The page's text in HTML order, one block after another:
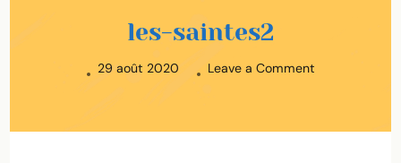
les-saintes2
29 août 2020 Leave a Commenton